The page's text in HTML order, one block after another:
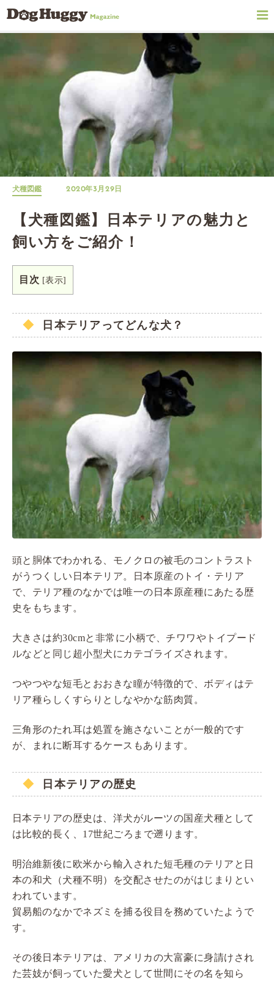
犬種図鑑 2020年3月29日
【犬種図鑑】日本テリアの魅力と
飼い方をご紹介！
目次 [表示]
日本テリアってどんな犬？
頭と胴体でわかれる、モノクロの被毛のコントラスト
がうつくしい日本テリア。日本原産のトイ・テリア
で、テリア種のなかでは唯一の日本原産種にあたる歴
史をもちます。
大きさは約30cmと非常に小柄で、チワワやトイプード
ルなどと同じ超小型犬にカテゴライズされます。
つやつやな短毛とおおきな瞳が特徴的で、ボディはテ
リア種らしくすらりとしなやかな筋肉質。
三角形のたれ耳は処置を施さないことが一般的です
が、まれに断耳するケースもあります。
日本テリアの歴史
日本テリアの歴史は、洋犬がルーツの国産犬種として
は比較的長く、17世紀ごろまで遡ります。
明治維新後に欧米から輸入された短毛種のテリアと日
本の和犬（犬種不明）を交配させたのがはじまりとい
われています。
貿易船のなかでネズミを捕る役目を務めていたようで
す。
その後日本テリアは、アメリカの大富豪に身請けされ
た芸妓が飼っていた愛犬として世間にその名を知ら